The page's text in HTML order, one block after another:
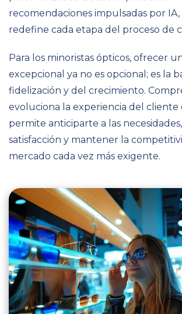
recomendaciones impulsadas por
redefine cada etapa del proceso de
Para los minoristas ópticos, ofrecer
excepcional ya no es opcional; es la
fidelización y del crecimiento.
evoluciona la experiencia del cliente
permite anticiparte a las
satisfacción y mantener la
mercado cada vez más exigente.